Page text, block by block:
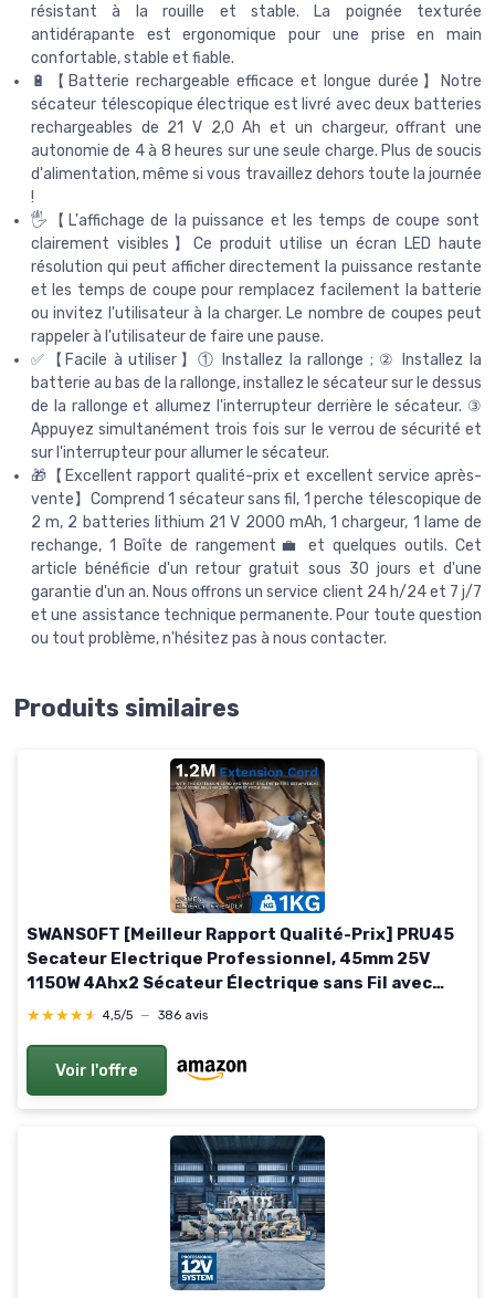
résistant à la rouille et stable. La poignée texturée
antidérapante est ergonomique pour une prise en main
confortable, stable et fiable.
🔋【Batterie rechargeable efficace et longue durée】Notre
sécateur télescopique électrique est livré avec deux batteries
rechargeables de 21 V 2,0 Ah et un chargeur, offrant une
autonomie de 4 à 8 heures sur une seule charge. Plus de soucis
d'alimentation, même si vous travaillez dehors toute la journée
!
🖐️【L'affichage de la puissance et les temps de coupe sont
clairement visibles】Ce produit utilise un écran LED haute
résolution qui peut afficher directement la puissance restante
et les temps de coupe pour remplacez facilement la batterie
ou invitez l'utilisateur à la charger. Le nombre de coupes peut
rappeler à l'utilisateur de faire une pause.
✅【Facile à utiliser】① Installez la rallonge ; ② Installez la
batterie au bas de la rallonge, installez le sécateur sur le dessus
de la rallonge et allumez l'interrupteur derrière le sécateur. ③
Appuyez simultanément trois fois sur le verrou de sécurité et
sur l'interrupteur pour allumer le sécateur.
🎁【Excellent rapport qualité-prix et excellent service après-
vente】Comprend 1 sécateur sans fil, 1 perche télescopique de
2 m, 2 batteries lithium 21 V 2000 mAh, 1 chargeur, 1 lame de
rechange, 1 Boîte de rangement💼 et quelques outils. Cet
article bénéficie d'un retour gratuit sous 30 jours et d'une
garantie d'un an. Nous offrons un service client 24 h/24 et 7 j/7
et une assistance technique permanente. Pour toute question
ou tout problème, n'hésitez pas à nous contacter.
Produits similaires
SWANSOFT [Meilleur Rapport Qualité-Prix] PRU45
Secateur Electrique Professionnel, 45mm 25V
1150W 4Ahx2 Sécateur Électrique sans Fil avec
Batterie Secateur Electrique sans Fil pour
★★★★★
★★★★★ 4,5/5 — 386 avis
Voir l'offre